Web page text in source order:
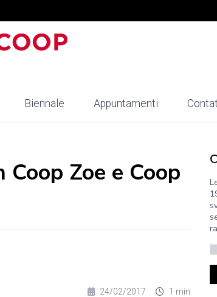
Biennale Appuntamenti
Zoe e Coop
24/02/2017 1 min